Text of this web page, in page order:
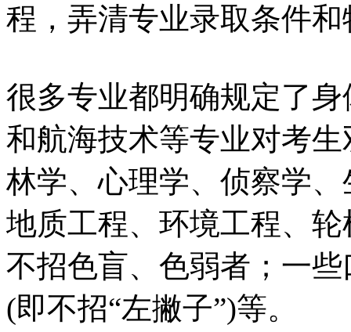
程，弄清专业录取条件
很多专业都明确规定了
和航海技术等专业对考
林学、心理学、侦察学
地质工程、环境工程、
不招色盲、色弱者；一
(即不招“左撇子”)等。